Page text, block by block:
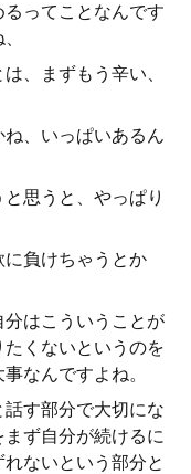
ってことなんです
、まずもう辛い、
、いっぱいあるん
思うと、やっぱり
負けちゃうとか
はこういうことが
くないというのを
なんですよね。
す部分で大切にな
ず自分が続けるに
ないという部分と